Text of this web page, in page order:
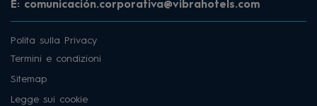
E: comunicación.corporativa@vibrahotels.com
Polita sulla Privacy
Termini e condizioni
Sitemap
Legge sui cookie